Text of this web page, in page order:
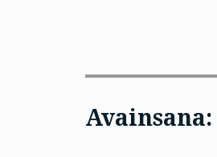
Avainsana: